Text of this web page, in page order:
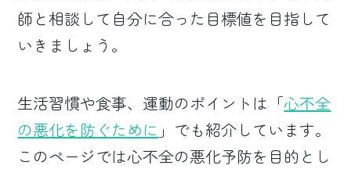
師と相談して自分に合った目標値を目指して
いきましょう。
生活習慣や食事、運動のポイントは「心不全
の悪化を防ぐために 」でも紹介しています。
このページでは心不全の悪化予防を目的とし